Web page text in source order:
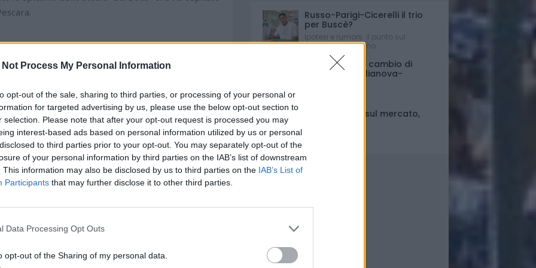
Not Process My Personal Information
opt-out of the sale, sharing to third parties, or processing of your personal or
for targeted advertising by us, please use the below opt-out section to
selection. Please note that after your opt-out request is processed you may
interest-based ads based on personal information utilized by us or personal
to third parties prior to your opt-out. You may separately opt-out of the
of your personal information by third parties on the IAB’s list of downstream
This information may also be disclosed by us to third parties on the IAB’s List of
Participants that may further disclose it to other third parties.
Data Processing Opt Outs
opt-out of the Sharing of my personal data.
alla sfida di Ascoli valevole per l’ottava giornata
incrocio allo stadio “Del Duca
per 2-0 grazie ai gol di Galano e Ceter.
Russo-Parigi-Cicerelli il trio
per Buscè?
Ipotesi e rumors: il punto sul
mercato del Delfino
Porte chiuse e cambio di
orario per Giulianova-
Fase di stallo sul mercato,